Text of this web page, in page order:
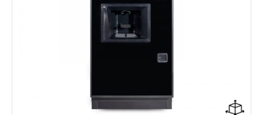
Gebruiks- en onderhoudsvriendelijk